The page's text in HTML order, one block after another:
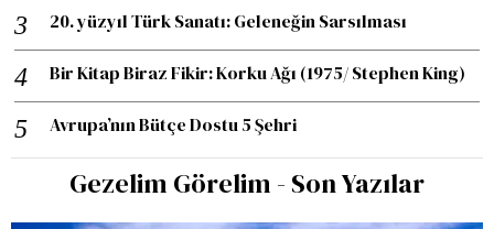
20. yüzyıl Türk Sanatı: Geleneğin Sarsılması
Bir Kitap Biraz Fikir: Korku Ağı (1975/ Stephen King)
Avrupa’nın Bütçe Dostu 5 Şehri
Gezelim Görelim - Son Yazılar